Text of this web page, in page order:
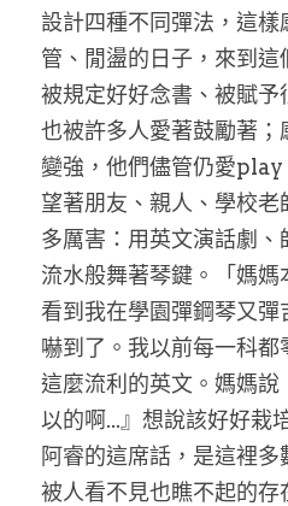
設計四種不同彈法，這樣
管、閒盪的日子，來到這
被規定好好念書、被賦予
也被許多人愛著鼓勵著
變強，他們儘管仍愛
望著朋友、親人、學校
多厲害：用英文演話劇
流水般舞著琴鍵。「媽
看到我在學園彈鋼琴又
嚇到了。我以前每一科
這麼流利的英文。媽媽
以的啊...』想說該好好栽
阿睿的這席話，是這裡
被人看不見也瞧不起的